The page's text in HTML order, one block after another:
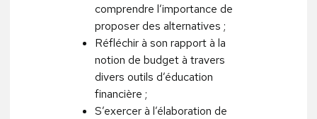
comprendre l’importance de
proposer des alternatives ;
Réfléchir à son rapport à la
notion de budget à travers
divers outils d’éducation
financière ;
S’exercer à l’élaboration de